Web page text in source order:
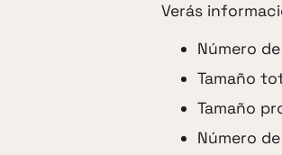
Verás
Número
Tamaño
Tamaño
Número